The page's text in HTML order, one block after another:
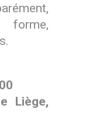
forme,
Liège,